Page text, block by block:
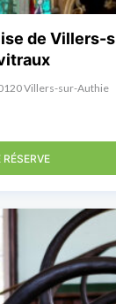
de Villers-
Villers-sur-Authie
RÉSERVE